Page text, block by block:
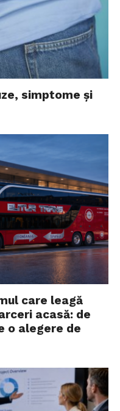
simptome și
care leagă
acasă: de
o alegere de